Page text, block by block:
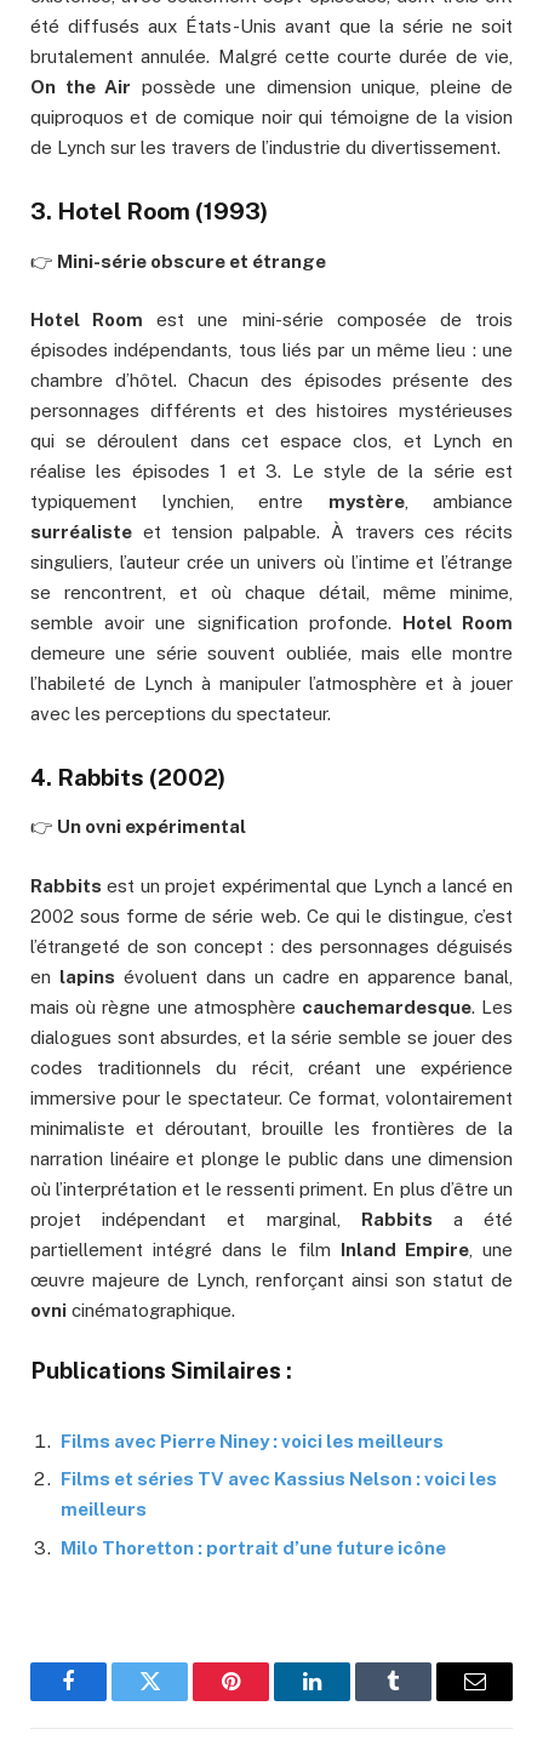
été diffusés aux États-Unis avant que la série ne soit
brutalement annulée. Malgré cette courte durée de vie,
On the Air possède une dimension unique, pleine de
quiproquos et de comique noir qui témoigne de la vision
de Lynch sur les travers de l’industrie du divertissement.
3. Hotel Room (1993)
👉 Mini-série obscure et étrange
Hotel Room est une mini-série composée de trois
épisodes indépendants, tous liés par un même lieu : une
chambre d’hôtel. Chacun des épisodes présente des
personnages différents et des histoires mystérieuses
qui se déroulent dans cet espace clos, et Lynch en
réalise les épisodes 1 et 3. Le style de la série est
typiquement lynchien, entre mystère, ambiance
surréaliste et tension palpable. À travers ces récits
singuliers, l’auteur crée un univers où l’intime et l’étrange
se rencontrent, et où chaque détail, même minime,
semble avoir une signification profonde. Hotel Room
demeure une série souvent oubliée, mais elle montre
l’habileté de Lynch à manipuler l’atmosphère et à jouer
avec les perceptions du spectateur.
4. Rabbits (2002)
👉 Un ovni expérimental
Rabbits est un projet expérimental que Lynch a lancé en
2002 sous forme de série web. Ce qui le distingue, c’est
l’étrangeté de son concept : des personnages déguisés
en lapins évoluent dans un cadre en apparence banal,
mais où règne une atmosphère cauchemardesque. Les
dialogues sont absurdes, et la série semble se jouer des
codes traditionnels du récit, créant une expérience
immersive pour le spectateur. Ce format, volontairement
minimaliste et déroutant, brouille les frontières de la
narration linéaire et plonge le public dans une dimension
où l’interprétation et le ressenti priment. En plus d’être un
projet indépendant et marginal, Rabbits a été
partiellement intégré dans le film Inland Empire, une
œuvre majeure de Lynch, renforçant ainsi son statut de
ovni cinématographique.
Publications Similaires :
Films avec Pierre Niney : voici les meilleurs
Films et séries TV avec Kassius Nelson : voici les
meilleurs
Milo Thoretton : portrait d’une future icône
FacebookTwitter Pinterest LinkedInTumblr Email